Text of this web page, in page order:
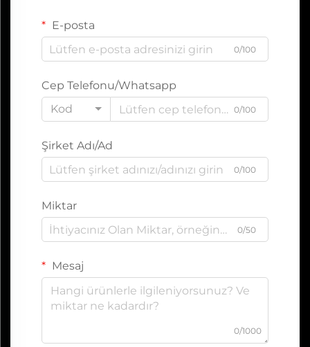
E-posta
0/100
Cep Telefonu/Whatsapp
Kod
0/100
Şirket Adı/Ad
0/100
Miktar
0/50
Mesaj
0/1000